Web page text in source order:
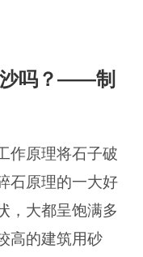
沙吗？——制
作原理将石子破
石原理的一大好
，大都呈饱满多
高的建筑用砂